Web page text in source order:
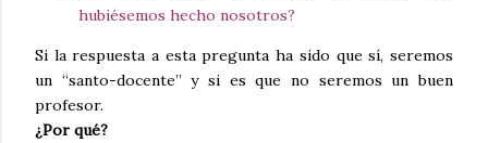
hubiésemos hecho nosotros?
Si la respuesta a esta pregunta ha sido que sí, seremos
un “santo-docente” y si es que no seremos un buen
profesor.
¿Por qué?